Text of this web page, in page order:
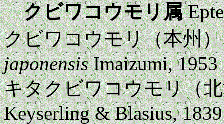
クビワコウモリ属
クビワコウモリ（本州）
japonensisImaizumi, 1953
キタクビワコウモリ（
Keyserling & Blasius, 1839